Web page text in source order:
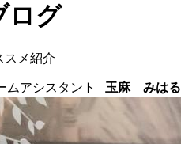
ログ
スメ紹介
ムアシスタント 玉麻 みはる